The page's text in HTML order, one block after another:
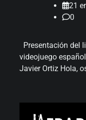
21
0
Presentación del
videojuego
Javier Ortiz Hola,